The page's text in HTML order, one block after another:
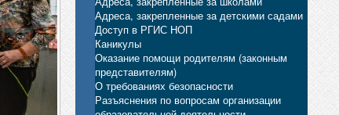
Адреса, закрепленные за детскими садами
Доступ в РГИС НОП
Каникулы
Оказание помощи родителям (законным
представителям)
О требованиях безопасности
Разъяснения по вопросам организации